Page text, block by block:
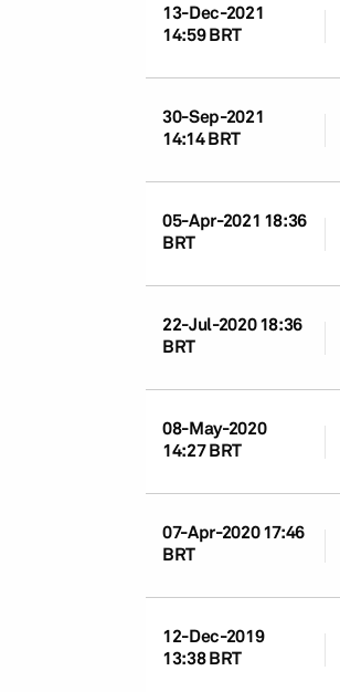
13-Dec-2021
14:59 BRT
30-Sep-2021
14:14 BRT
05-Apr-2021 18:36
BRT
22-Jul-2020 18:36
BRT
08-May-2020
14:27 BRT
07-Apr-2020 17:46
BRT
12-Dec-2019
13:38 BRT